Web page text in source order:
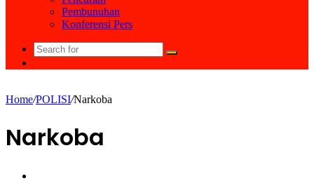
Pembunuhan
Konferensi Pers
Search
for
Home/POLISI/Narkoba
Narkoba